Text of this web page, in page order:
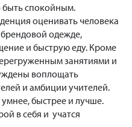
быть спокойным.
оценивать человека
одежде,
и быструю еду. Кроме
занятиями и
воплощать
и амбиции учителей.
быстрее и лучше.
в себя и учатся